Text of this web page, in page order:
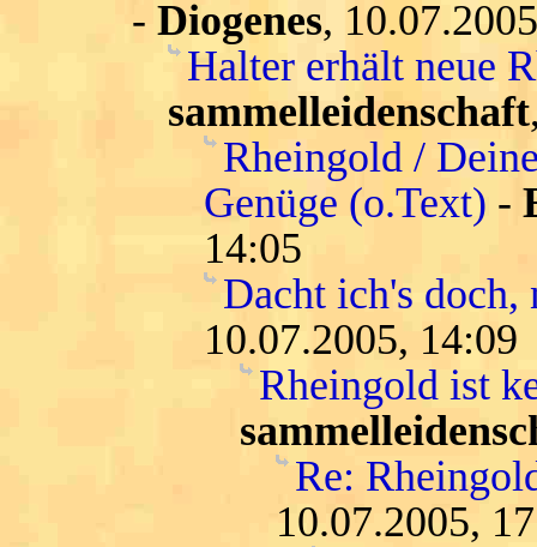
- Diogenes,
Halter erhält neue
sammelleidenschaft
Rheingold /
Genüge (o.Text) -
14:05
Dacht ich's
10.07.2005, 14:09
Rheingold ist
Re:
10.07.2005,